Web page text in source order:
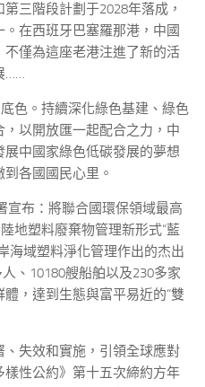
三階段計劃于2028年落成，
在西班牙巴塞羅那港，中國
僅為這座老港注進了新的活
……
色。持續深化綠色基建、綠色
以開放匯一起配合之力，中
中國家綠色低碳發展的夢想
各國國民心里。
宣布：將聯合國環保領域最高
地塑料廢棄物管理新形式“藍
海域塑料淨化管理作出的杰出
、10180艘船舶以及230多家
，達到生態與富平易近的“雙
失效和實施，引領全球應對
性公約》第十五次締約方年